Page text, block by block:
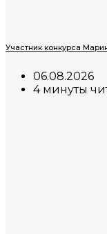
Участник конкурса
06.08.2026
4 минуты